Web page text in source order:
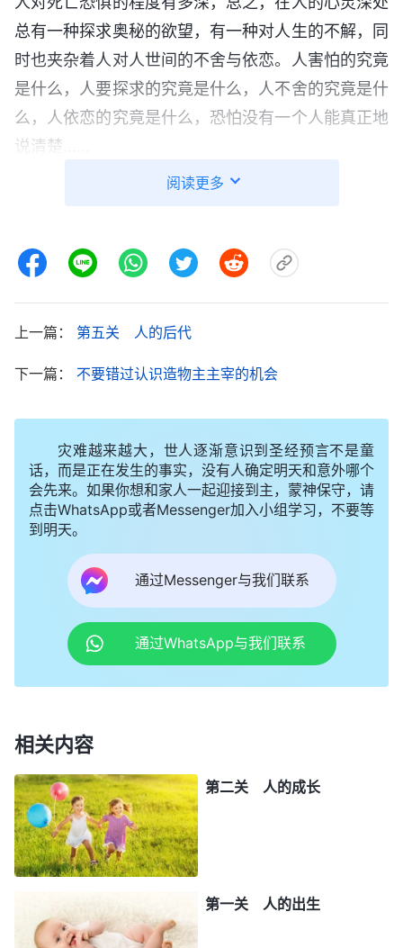
总有一种探求奥秘的欲望，有一种对人生的不解，同
时也夹杂着人对人世间的不舍与依恋。人害怕的究竟
是什么，人要探求的究竟是什么，人不舍的究竟是什
么，人依恋的究竟是什么，恐怕没有一个人能真正地
说清楚……
因为惧怕死亡，人有太多的牵挂；因为惧怕死
亡，人有太多的放不下。有的人到死的时候牵挂这
个、牵挂那个，放心不下儿女，放心不下自己的亲
人，放心不下自己的财产，似乎人只要有牵挂便可免
去死亡带来的恐惧与痛苦，似乎人只要与活着的人保
持某种亲密关系，人便可以摆脱经历死亡时的孤独与
无助。在人内心深处隐约有一种害怕，害怕离开自己
个物质世界。习惯了拥有亲人的孤独的灵魂不愿意就
3．一生追求名利面对死亡无所适从
本来一无所有的一个孤独的灵魂，因着造物主的
主宰与命定有了父母、家庭，有了成为人类中的一员
这样的机会，有了体验人生的机会，有了游历人世间
的机会，也有了体会造物主的主宰、认识造物主造物
奇妙的机会，更有了认识造物主权柄、归服在造物主
权柄之下的机会，但是大多数的人并没有真正抓住这
阅读更多
上一篇： 第五关 人的后代
下一篇： 不要错过认识造物主主宰的机会
灾难越来越大，世人逐渐意识到圣经预言不是童
话，而是正在发生的事实，没有人确定明天和意外哪个
会先来。如果你想和家人一起迎接到主，蒙神保守，请
点击WhatsApp或者Messenger加入小组学习，不要等
到明天。
通过Messenger与我们联系
通过WhatsApp与我们联系
相关内容
第二关 人的成长
第一关 人的出生